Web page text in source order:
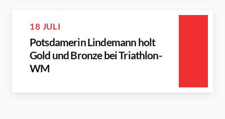
18 JULI
Potsdamerin Lindemann holt
Gold und Bronze bei Triathlon-
WM